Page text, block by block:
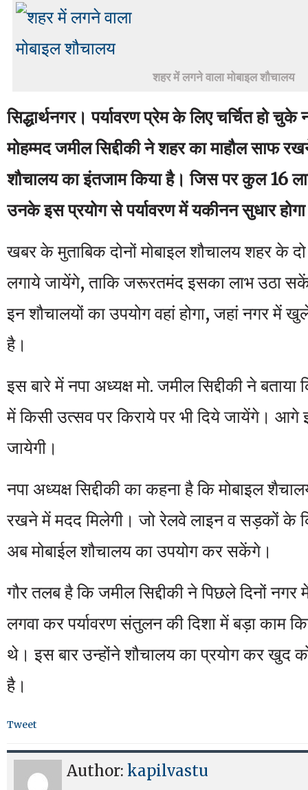
शहर में लगने वाला मोबाइल शौचालय
सिद्धार्थनगर। पर्यावरण प्रेम के लिए चर्चित हो चुके
मोहम्मद जमील सिद्दीकी ने शहर का माहौल साफ
शौचालय का इंतजाम किया है। जिस पर कुल 16
उनके इस प्रयोग से पर्यावरण में यकीनन सुधार
खबर के मुताबिक दोनों मोबाइल शौचालय शहर के
लगाये जायेंगे, ताकि जरूरतमंद इसका लाभ उठा
इन शौचालयों का उपयोग वहां होगा, जहां नगर में
है।
इस बारे में नपा अध्यक्ष मो. जमील सिद्दीकी ने
में किसी उत्सव पर किराये पर भी दिये जायेंगे। आगे
जायेगी।
नपा अध्यक्ष सिद्दीकी का कहना है कि मोबाइल
रखने में मदद मिलेगी। जो रेलवे लाइन व सड़कों के
अब मोबाईल शौचालय का उपयोग कर सकेंगे।
गौर तलब है कि जमील सिद्दीकी ने पिछले दिनों
लगवा कर पर्यावरण संतुलन की दिशा में बड़ा काम
थे। इस बार उन्होंने शौचालय का प्रयोग कर खुद को
है।
Tweet
Author: kapilvastu